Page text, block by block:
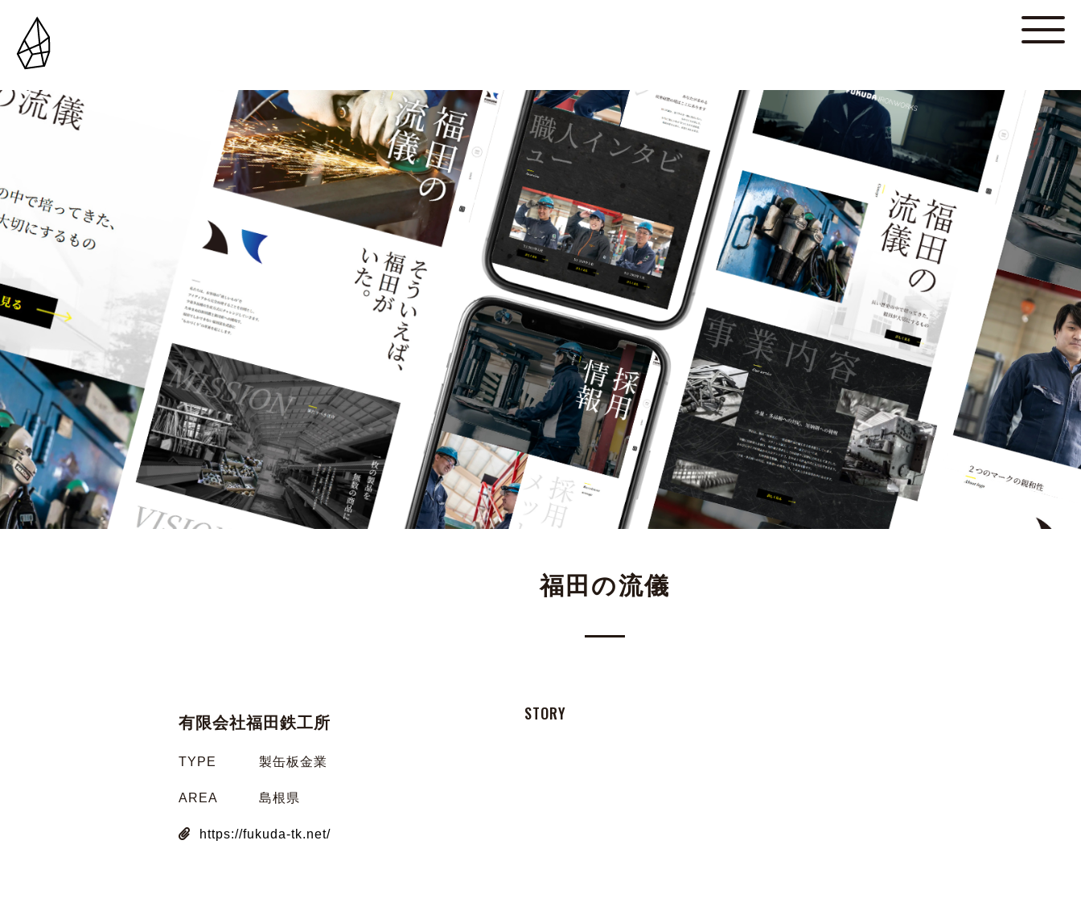
福田の流儀
有限会社福田鉄工所
TYPE 製缶板金業
AREA 島根県
https://fukuda-tk.net/
STORY